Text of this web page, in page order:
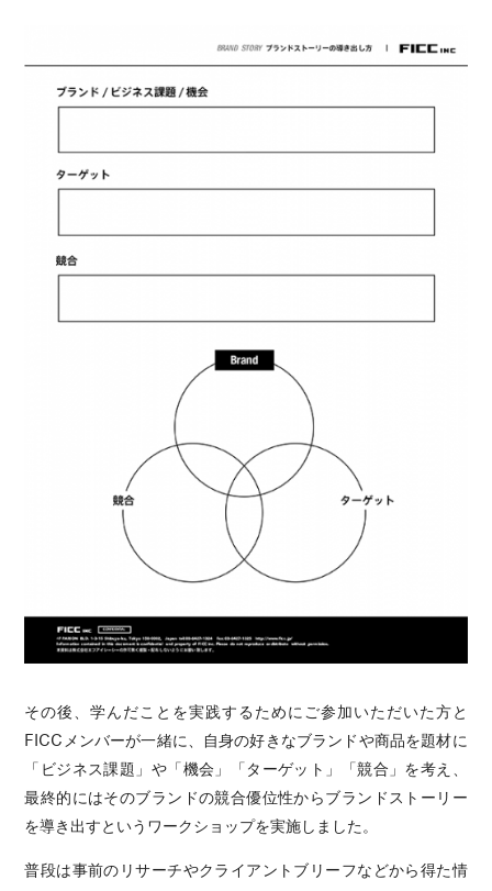
その後、学んだことを実践するためにご参加いただいた方と
FICCメンバーが一緒に、自身の好きなブランドや商品を題材に
「ビジネス課題」や「機会」「ターゲット」「競合」を考え、
最終的にはそのブランドの競合優位性からブランドストーリー
を導き出すというワークショップを実施しました。
普段は事前のリサーチやクライアントブリーフなどから得た情